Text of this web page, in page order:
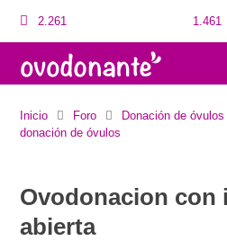
2.261 1.461
Inicio Foro Donación de
donación de óvulos
Ovodonacion con
abierta